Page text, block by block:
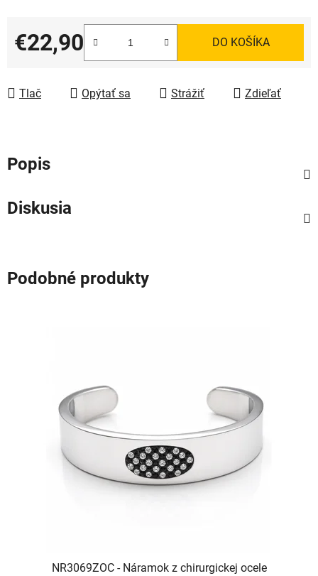
€22,90
Jednotková cena:
DO KOŠÍKA
Tlač Opýtať sa Strážiť Zdieľať
Popis
Diskusia
Podobné produkty
NR3069ZOC - Náramok z chirurgickej ocele